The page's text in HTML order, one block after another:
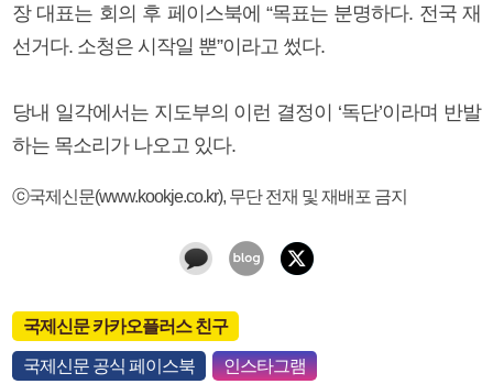
장 대표는 회의 후 페이스북에 “목표는 분명하다. 전국 재
선거다. 소청은 시작일 뿐”이라고 썼다.
당내 일각에서는 지도부의 이런 결정이 ‘독단’이라며 반발
하는 목소리가 나오고 있다.
ⓒ국제신문(www.kookje.co.kr), 무단 전재 및 재배포 금지
국제신문 카카오플러스 친구
국제신문 공식 페이스북 인스타그램